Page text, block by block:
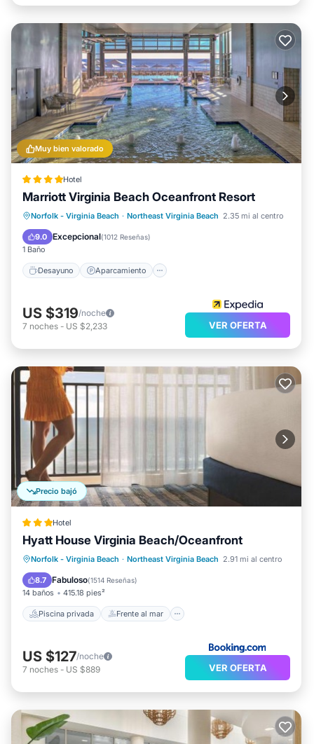
Muy bien valorado
Hotel
Marriott Virginia Beach Oceanfront Resort
Norfolk - Virginia Beach · Northeast Virginia Beach 2.35 mi al centro
9.0 Excepcional(1012 Reseñas)
1 Baño
Desayuno Aparcamiento
Desayuno Aparcamiento
Piscina
Vista al mar
US $319/noche
7 noches - US $2,233 VER OFERTA
Precio bajó
Hotel
Hyatt House Virginia Beach/Oceanfront
Norfolk - Virginia Beach · Northeast Virginia Beach 2.91 mi al centro
8.7 Fabuloso(1514 Reseñas)
14 baños 415.18 pies²
Piscina privada Frente al mar
Piscina privada
Frente al mar
Desayuno
Estación de carga para vehículos eléctricos
US $127/noche
7 noches - US $889 VER OFERTA